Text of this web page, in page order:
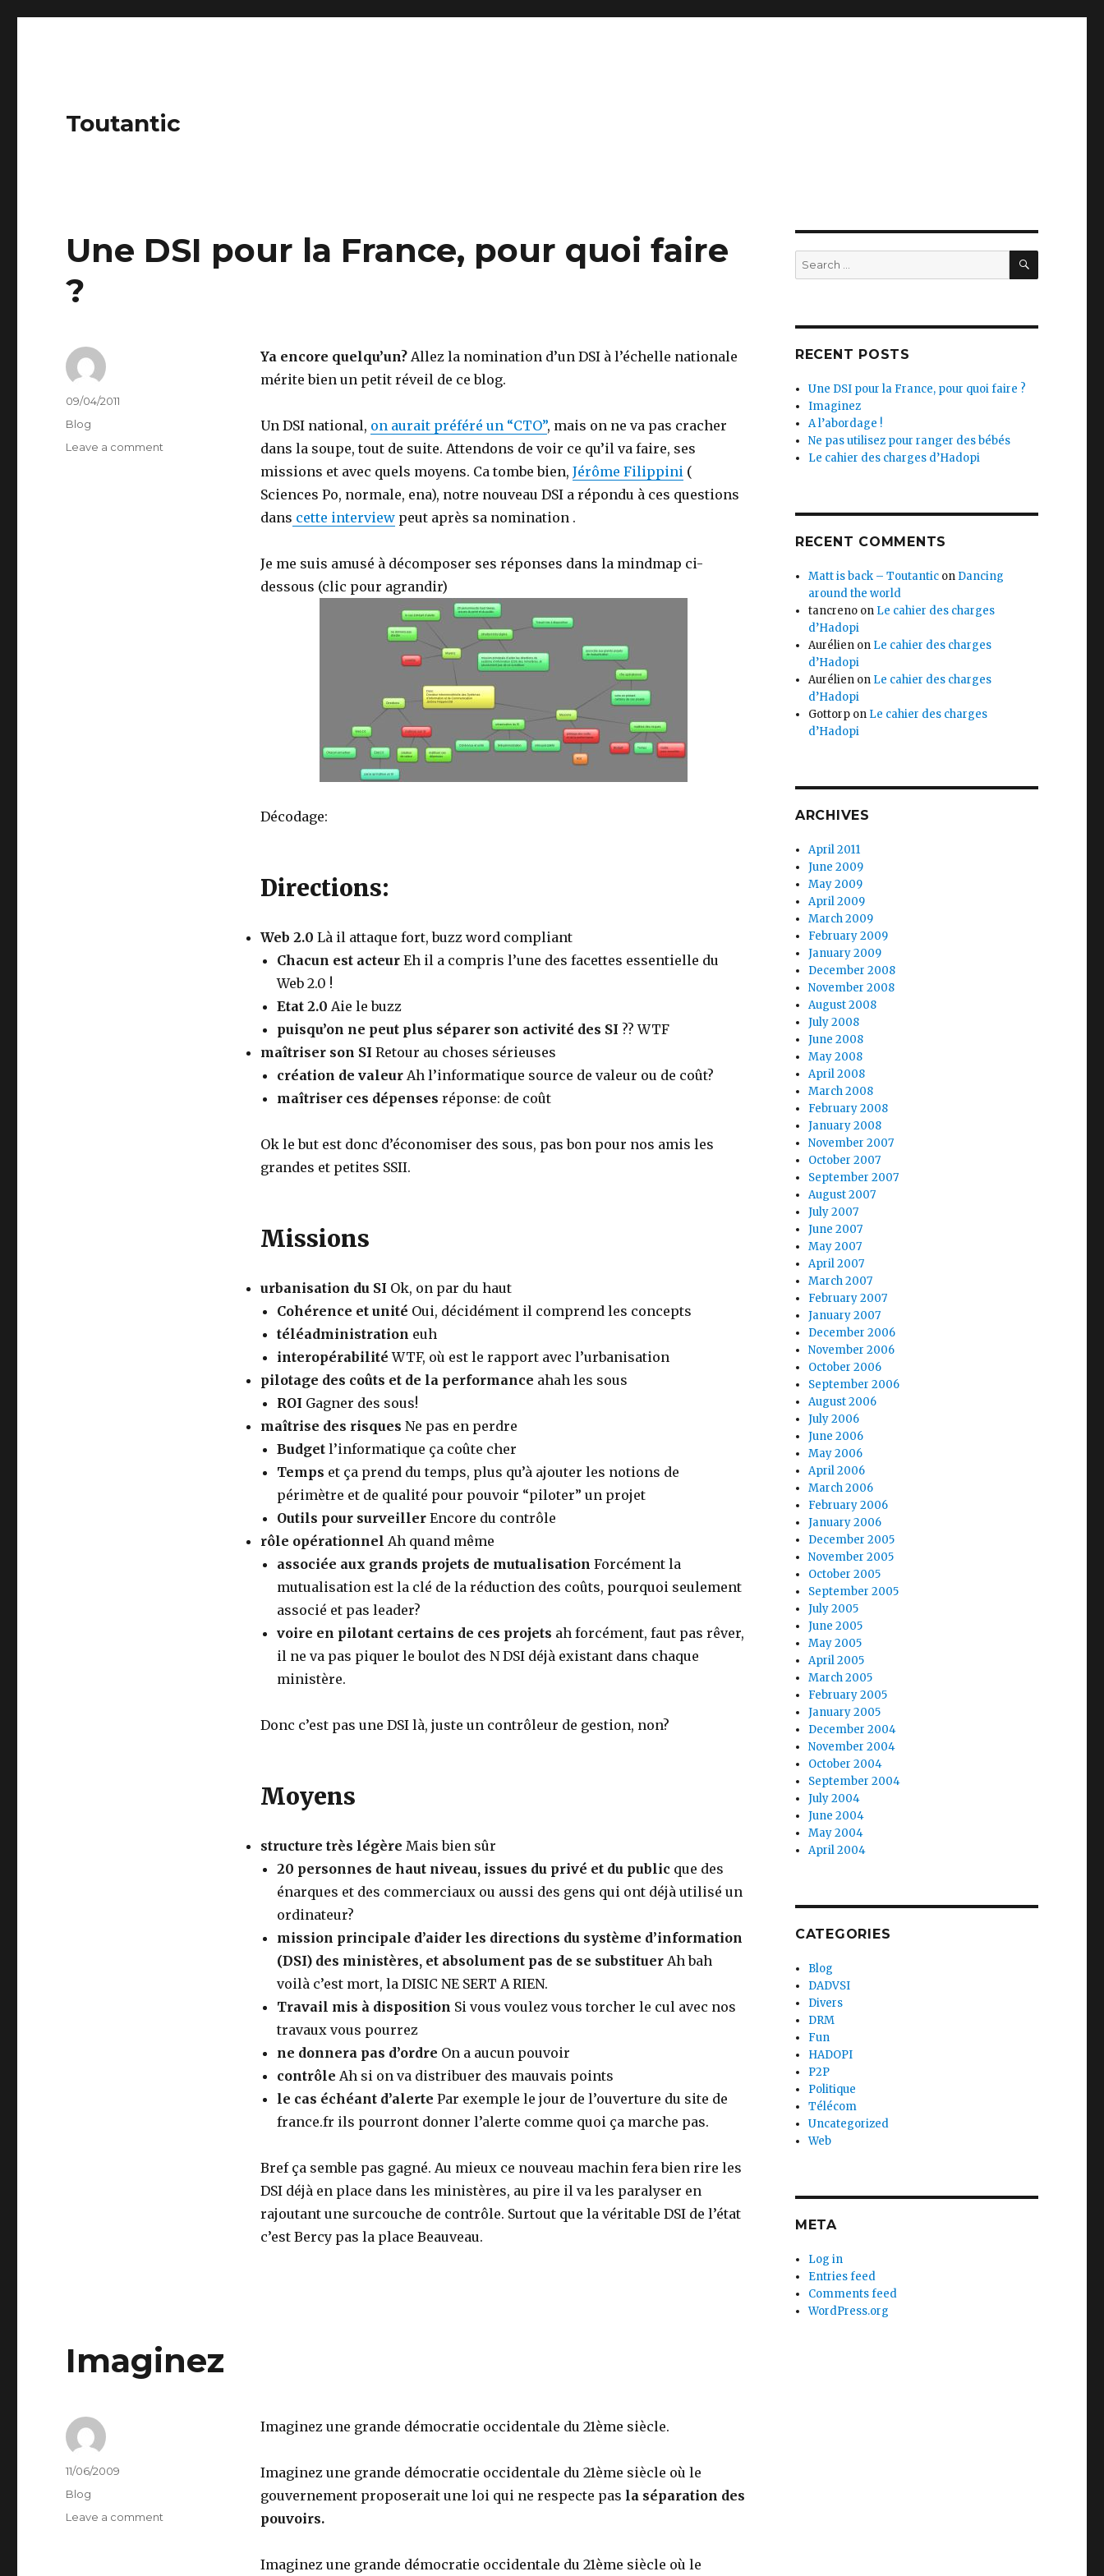
Toutantic
Une DSI pour la France, pour quoi faire
?
Ya encore quelqu’un?Allez la nomination d’un DSI à l’échelle nationale
mérite bien un petit réveil de ce blog.
Un DSI national, on aurait préféré un “CTO”, mais on ne va pas cracher
dans la soupe, tout de suite. Attendons de voir ce qu’il va faire, ses
missions et avec quels moyens. Ca tombe bien, Jérôme Filippini(
Sciences Po, normale, ena), notre nouveau DSI a répondu à ces questions
dans cette interviewpeut après sa nomination .
Je me suis amusé à décomposer ses réponses dans la mindmap ci-
dessous (clic pour agrandir)
Décodage:
Directions:
Web 2.0 Là il attaque fort, buzz word compliant
Chacun est acteurEh il a compris l’une des facettes essentielle du
Web 2.0 !
Etat 2.0 Aie le buzz
puisqu’on ne peut plus séparer son activité des SI ?? WTF
maîtriser son SI Retour au choses sérieuses
création de valeurAh l’informatique source de valeur ou de coût?
maîtriser ces dépenses réponse: de coût
Ok le but est donc d’économiser des sous, pas bon pour nos amis les
grandes et petites SSII.
Missions
urbanisation du SI Ok, on par du haut
Cohérence et unité Oui, décidément il comprend les concepts
téléadministration euh
interopérabilité WTF, où est le rapport avec l’urbanisation
pilotage des coûts et de la performance ahah les sous
ROI Gagner des sous!
maîtrise des risques Ne pas en perdre
Budgetl’informatique ça coûte cher
Temps et ça prend du temps, plus qu’à ajouter les notions de
périmètre et de qualité pour pouvoir “piloter” un projet
Outils pour surveillerEncore du contrôle
rôle opérationnel Ah quand même
associée aux grands projets de mutualisation Forcément la
mutualisation est la clé de la réduction des coûts, pourquoi seulement
associé et pas leader?
voire en pilotant certains de ces projets ah forcément, faut pas rêver,
il ne va pas piquer le boulot des N DSI déjà existant dans chaque
ministère.
Donc c’est pas une DSI là, juste un contrôleur de gestion, non?
Moyens
structure très légère Mais bien sûr
20 personnes de haut niveau, issues du privé et du public que des
énarques et des commerciaux ou aussi des gens qui ont déjà utilisé un
ordinateur?
mission principale d’aider les directions du système d’information
(DSI) des ministères, et absolument pas de se substituerAh bah
voilà c’est mort, la DISIC NE SERT A RIEN.
Travail mis à disposition Si vous voulez vous torcher le cul avec nos
travaux vous pourrez
ne donnera pas d’ordre On a aucun pouvoir
contrôle Ah si on va distribuer des mauvais points
le cas échéant d’alerte Par exemple le jour de l’ouverture du site de
france.fr ils pourront donner l’alerte comme quoi ça marche pas.
Bref ça semble pas gagné. Au mieux ce nouveau machin fera bien rire les
DSI déjà en place dans les ministères, au pire il va les paralyser en
rajoutant une surcouche de contrôle. Surtout que la véritable DSI de l’état
c’est Bercy pas la place Beauveau.
Author
Posted
on
09/04/2011
Categories
Blog
Leave a comment
Imaginez
Imaginez une grande démocratie occidentale du 21ème siècle.
Imaginez une grande démocratie occidentale du 21ème siècle où le
gouvernement proposerait une loi qui ne respecte pas la séparation des
pouvoirs.
Imaginez une grande démocratie occidentale du 21ème siècle où le
Author
Posted
on
11/06/2009
Categories
Blog
Leave a comment
Search
for:
SEARCH
RECENT POSTS
Une DSI pour la France, pour quoi faire ?
Imaginez
A l’abordage !
Ne pas utilisez pour ranger des bébés
Le cahier des charges d’Hadopi
RECENT COMMENTS
Matt is back – Toutantic on Dancing
around the world
tancreno on Le cahier des charges
d’Hadopi
Aurélien on Le cahier des charges
d’Hadopi
Aurélien on Le cahier des charges
d’Hadopi
Gottorp on Le cahier des charges
d’Hadopi
ARCHIVES
April 2011
June 2009
May 2009
April 2009
March 2009
February 2009
January 2009
December 2008
November 2008
August 2008
July 2008
June 2008
May 2008
April 2008
March 2008
February 2008
January 2008
November 2007
October 2007
September 2007
August 2007
July 2007
June 2007
May 2007
April 2007
March 2007
February 2007
January 2007
December 2006
November 2006
October 2006
September 2006
August 2006
July 2006
June 2006
May 2006
April 2006
March 2006
February 2006
January 2006
December 2005
November 2005
October 2005
September 2005
July 2005
June 2005
May 2005
April 2005
March 2005
February 2005
January 2005
December 2004
November 2004
October 2004
September 2004
July 2004
June 2004
May 2004
April 2004
CATEGORIES
Blog
DADVSI
Divers
DRM
Fun
HADOPI
P2P
Politique
Télécom
Uncategorized
Web
META
Log in
Entries feed
Comments feed
WordPress.org